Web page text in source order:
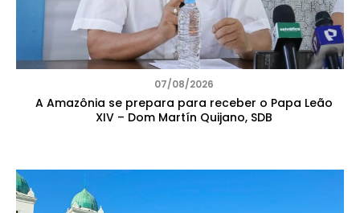
07/08/2026
A Amazônia se prepara para receber o Papa Leão
XIV – Dom Martín Quijano, SDB